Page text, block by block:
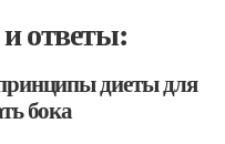
ответы:
диеты для
бока